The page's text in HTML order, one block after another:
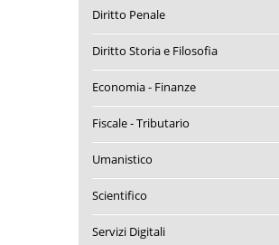
Diritto Penale
Diritto Storia e Filosofia
Economia - Finanze
Fiscale - Tributario
Umanistico
Scientifico
Servizi Digitali